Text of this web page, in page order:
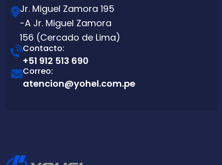
Jr. Miguel Zamora 195
-A Jr. Miguel Zamora
156 (Cercado de Lima)
Contacto:
+51 912 513 690
Correo:
atencion@yohel.com.pe